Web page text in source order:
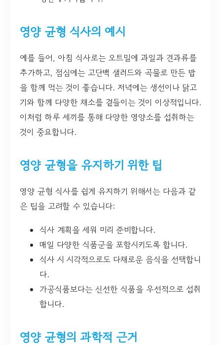
영양 균형 식사의 예시
예를 들어, 아침 식사로는 오트밀에 과일과 견과류를
추가하고, 점심에는 고단백 샐러드와 곡물로 만든 밥
을 함께 먹는 것이 좋습니다. 저녁에는 생선이나 닭고
기와 함께 다양한 채소를 곁들이는 것이 이상적입니다.
이처럼 하루 세끼를 통해 다양한 영양소를 섭취하는
것이 중요합니다.
영양 균형을 유지하기 위한 팁
영양 균형 식사를 쉽게 유지하기 위해서는 다음과 같
은 팁을 고려할 수 있습니다:
식사 계획을 세워 미리 준비합니다.
매일 다양한 식품군을 포함시키도록 합니다.
식사 시 시각적으로도 다채로운 음식을 선택합니
다.
가공식품보다는 신선한 식품을 우선적으로 섭취
합니다.
영양 균형의 과학적 근거